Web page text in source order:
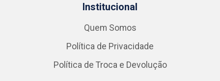
Institucional
Quem Somos
Política de Privacidade
Política de Troca e Devolução